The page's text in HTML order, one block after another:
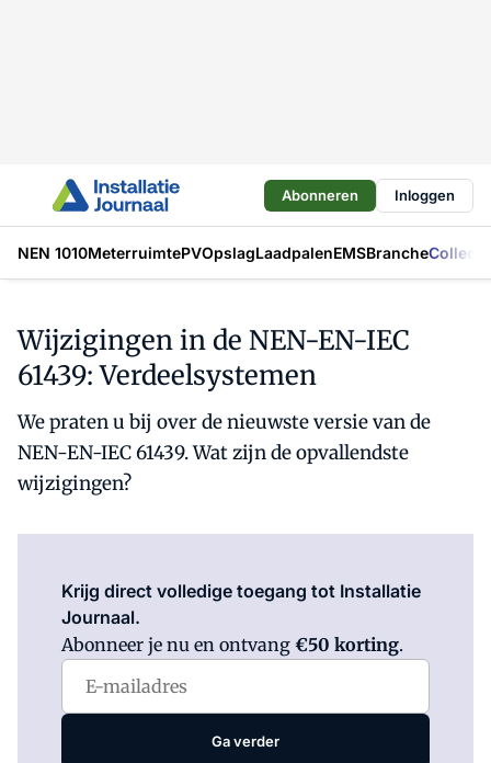
Abonneren Inloggen
NEN 1010MeterruimtePVOpslagLaadpalenEMSBranche
Wijzigingen in de NEN-EN-IEC
61439: Verdeelsystemen
We praten u bij over de nieuwste versie van de
NEN-EN-IEC 61439. Wat zijn de opvallendste
wijzigingen?
Krijg direct volledige toegang tot Installatie
Journaal.
Abonneer je nu en ontvang €50 korting.
Ga verder